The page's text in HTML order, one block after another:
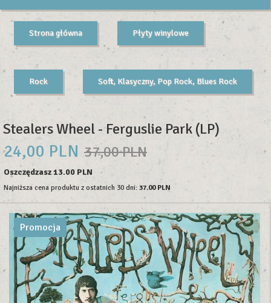
Strona główna Płyty winylowe
Rock Soft, Klasyczny, Pop Rock, Blues Rock
Stealers Wheel - Ferguslie Park (LP)
24,00 PLN 37,00 PLN
Oszczędzasz 13.00 PLN
Najniższa cena produktu z ostatnich 30 dni: 37.00 PLN
Promocja